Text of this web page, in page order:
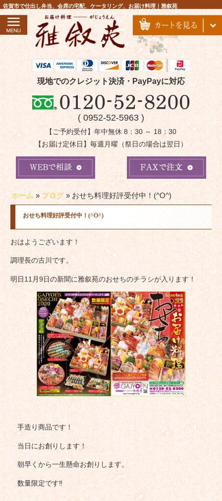
コ
ン
ツ
へ
ス
キ
プ
佐賀市で仕出し弁当、会席の宅配、ケータリング、お届け料理｜雅叙苑
現地でのクレジット決済・PayPayに対応
( 0952-52-5963 )
【ご予約受付】年中無休 8：30 ～ 18：30
【お届け定休日】毎週月曜（祭日の場合は翌日）
ホーム» ブログ» おせち料理好評受付中！(^O^)
おせち料理好評受付中！(^O^)
おはようございます！
調理長の古川です。
明日11月9日の新聞に雅叙苑のおせちのチラシが入ります！
手造り商品です！
当日にお創りします！
朝早くから一生懸命お創りします。
数量限定です‼